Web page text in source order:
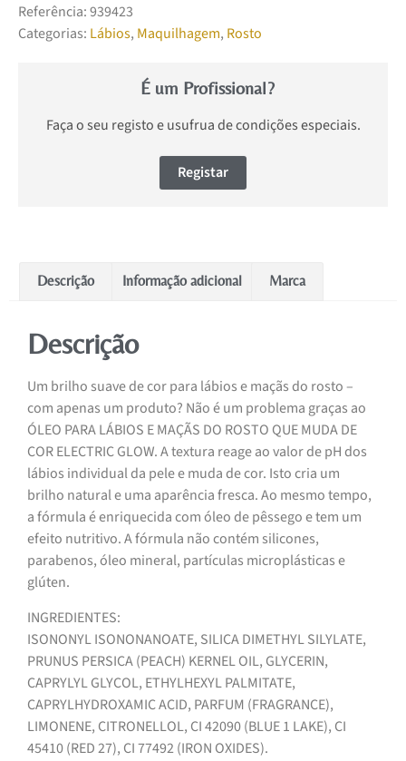
Referência:939423
Categorias: Lábios, Maquilhagem, Rosto
É um Profissional?
Faça o seu registo e usufrua de condições especiais.
Registar
Descrição Informação adicional Marca
Descrição
Um brilho suave de cor para lábios e maçãs do rosto –
com apenas um produto? Não é um problema graças ao
ÓLEO PARA LÁBIOS E MAÇÃS DO ROSTO QUE MUDA DE
COR ELECTRIC GLOW. A textura reage ao valor de pH dos
lábios individual da pele e muda de cor. Isto cria um
brilho natural e uma aparência fresca. Ao mesmo tempo,
a fórmula é enriquecida com óleo de pêssego e tem um
efeito nutritivo. A fórmula não contém silicones,
parabenos, óleo mineral, partículas microplásticas e
glúten.
INGREDIENTES:
ISONONYL ISONONANOATE, SILICA DIMETHYL SILYLATE,
PRUNUS PERSICA (PEACH) KERNEL OIL, GLYCERIN,
CAPRYLYL GLYCOL, ETHYLHEXYL PALMITATE,
CAPRYLHYDROXAMIC ACID, PARFUM (FRAGRANCE),
LIMONENE, CITRONELLOL, CI 42090 (BLUE 1 LAKE), CI
45410 (RED 27), CI 77492 (IRON OXIDES).